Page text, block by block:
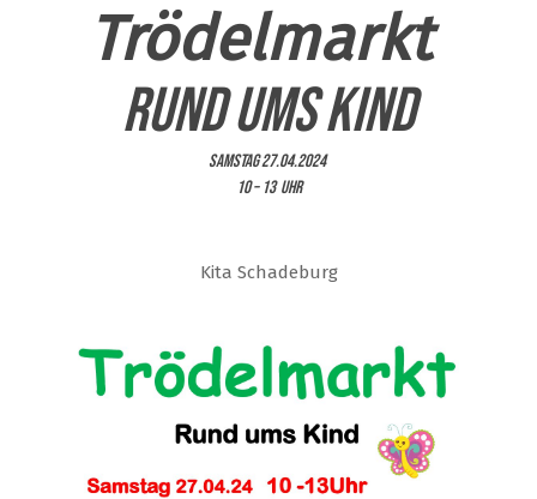
Trödelmarkt
Rund ums Kind
Samstag 27.04.2024
10 – 13 Uhr
Kita Schadeburg